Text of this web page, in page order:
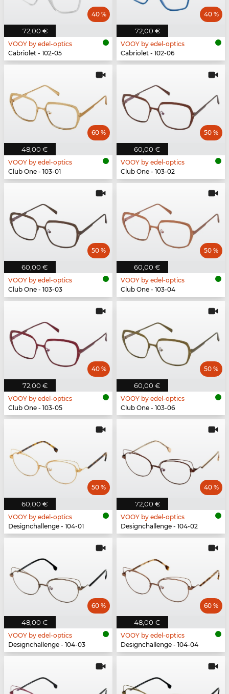
72,00 €
40 %
VOOY by edel-optics
Cabriolet - 102-05
72,00 €
40 %
VOOY by edel-optics
Cabriolet - 102-06
48,00 €
60 %
VOOY by edel-optics
Club One - 103-01
60,00 €
50 %
VOOY by edel-optics
Club One - 103-02
60,00 €
50 %
VOOY by edel-optics
Club One - 103-03
60,00 €
50 %
VOOY by edel-optics
Club One - 103-04
72,00 €
40 %
VOOY by edel-optics
Club One - 103-05
60,00 €
50 %
VOOY by edel-optics
Club One - 103-06
60,00 €
50 %
VOOY by edel-optics
Designchallenge - 104-01
72,00 €
40 %
VOOY by edel-optics
Designchallenge - 104-02
48,00 €
60 %
VOOY by edel-optics
Designchallenge - 104-03
48,00 €
60 %
VOOY by edel-optics
Designchallenge - 104-04